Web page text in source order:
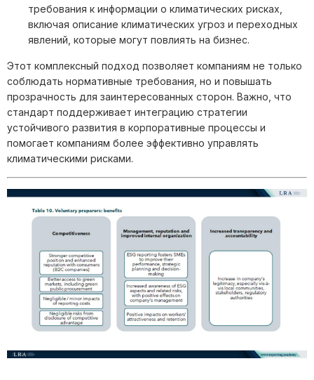
требования к информации о климатических рисках,
включая описание климатических угроз и переходных
явлений, которые могут повлиять на бизнес.
Этот комплексный подход позволяет компаниям не только
соблюдать нормативные требования, но и повышать
прозрачность для заинтересованных сторон. Важно, что
стандарт поддерживает интеграцию стратегии
устойчивого развития в корпоративные процессы и
помогает компаниям более эффективно управлять
климатическими рисками.